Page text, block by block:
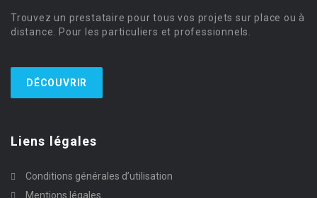
Trouvez un prestataire pour tous vos projets sur place ou à
distance. Pour les particuliers et professionnels.
DÉCOUVRIR
Liens légales
Conditions générales d’utilisation
Mentions légales